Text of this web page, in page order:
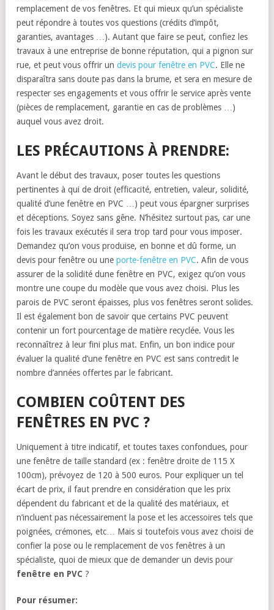
remplacement de vos fenêtres. Et qui mieux qu’un spécialiste
peut répondre à toutes vos questions (crédits d’impôt,
garanties, avantages …). Autant que faire se peut, confiez les
travaux à une entreprise de bonne réputation, qui a pignon sur
rue, et peut vous offrir un devis pour fenêtre en PVC. Elle ne
disparaîtra sans doute pas dans la brume, et sera en mesure de
respecter ses engagements et vous offrir le service après vente
(pièces de remplacement, garantie en cas de problèmes …)
auquel vous avez droit.
LES PRÉCAUTIONS À PRENDRE:
Avant le début des travaux, poser toutes les questions
pertinentes à qui de droit (efficacité, entretien, valeur, solidité,
qualité d’une fenêtre en PVC …) peut vous épargner surprises
et déceptions. Soyez sans gêne. N’hésitez surtout pas, car une
fois les travaux exécutés il sera trop tard pour vous imposer.
Demandez qu’on vous produise, en bonne et dû forme, un
devis pour fenêtre ou une porte-fenêtre en PVC. Afin de vous
assurer de la solidité dune fenêtre en PVC, exigez qu’on vous
montre une coupe du modèle que vous avez choisi. Plus les
parois de PVC seront épaisses, plus vos fenêtres seront solides.
Il est également bon de savoir que certains PVC peuvent
contenir un fort pourcentage de matière recyclée. Vous les
reconnaîtrez à leur fini plus mat. Enfin, un bon indice pour
évaluer la qualité d’une fenêtre en PVC est sans contredit le
nombre d’années offertes par le fabricant.
COMBIEN COÛTENT DES
FENÊTRES EN PVC ?
Uniquement à titre indicatif, et toutes taxes confondues, pour
une fenêtre de taille standard (ex : fenêtre droite de 115 X
100cm), prévoyez de 120 à 500 euros. Pour expliquer un tel
écart de prix, il faut prendre en considération que les prix
dépendent du fabricant et de la qualité des matériaux, et
n’incluent pas nécessairement la pose et les accessoires tels que
poignées, crémones, etc… Mais si toutefois vous avez choisi de
confier la pose ou le remplacement de vos fenêtres à un
spécialiste, quoi de mieux que de demander un devis pour
fenêtre en PVC ?
Pour résumer: